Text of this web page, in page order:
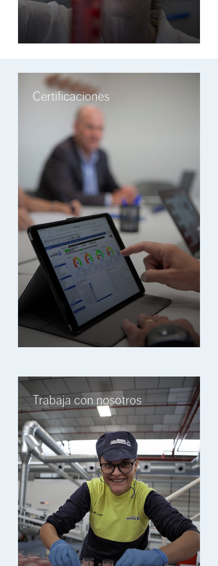
Certificaciones
Trabaja con nosotros